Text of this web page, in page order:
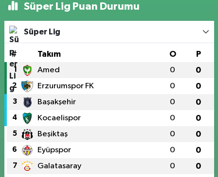
Süper Lig Puan Durumu
Süper Lig
# Takım O P
1 Amed 0 0
2 Erzurumspor FK 0 0
3 Başakşehir 0 0
4 Kocaelispor 0 0
5 Beşiktaş 0 0
6 Eyüpspor 0 0
7 Galatasaray 0 0